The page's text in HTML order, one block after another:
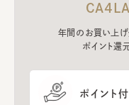
年間のお買い上げ
ポイント還
ポイント